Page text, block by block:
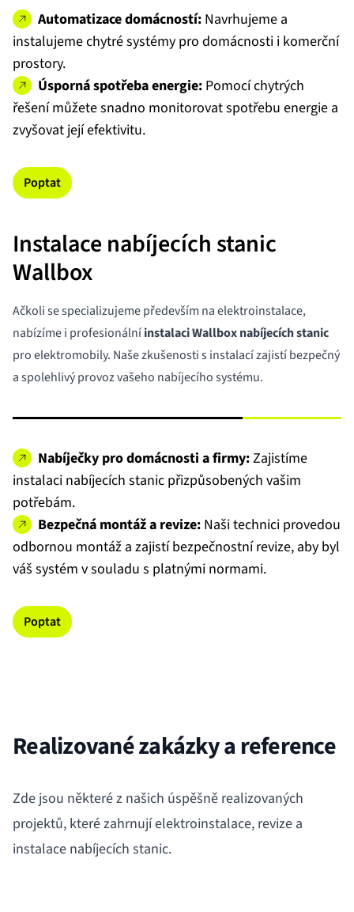
Automatizace domácností: Navrhujeme a
instalujeme chytré systémy pro domácnosti i komerční
prostory.
Úsporná spotřeba energie: Pomocí chytrých
řešení můžete snadno monitorovat spotřebu energie a
zvyšovat její efektivitu.
Poptat
Instalace nabíjecích stanic
Wallbox
Ačkoli se specializujeme především na elektroinstalace,
nabízíme i profesionálníinstalaciWallboxnabíjecích stanic
pro elektromobily. Naše zkušenosti s instalací zajistí bezpečný
a spolehlivý provoz vašeho nabíjecího systému.
Nabíječky pro domácnosti a firmy:Zajistíme
instalaci nabíjecích stanic přizpůsobených vašim
potřebám.
Bezpečná montáž a revize: Naši technici provedou
odbornou montáž a zajistí bezpečnostní revize, aby byl
váš systém v souladu s platnými normami.
Poptat
Realizované zakázky a reference
Zde jsou některé z našich úspěšně realizovaných
projektů, které zahrnují elektroinstalace, revize a
instalace nabíjecích stanic.